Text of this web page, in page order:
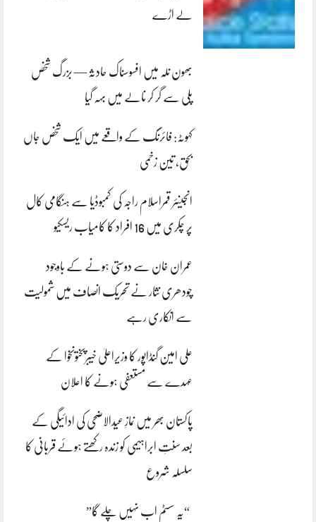
لے اڑے
بھون نلہ میں افسوسناک حادثہ — بزرگ شخص
پلی سے گر کر نالے میں بہہ گیا
کہوٹہ: فائرنگ کے واقعے میں ایک شخص جاں
بحق، تین زخمی
انجینئر قمراسلام راجہ کی کمبوڈیا سے ہنگامی کال
پر چکری میں 16 افراد کا کامیاب ریسکیو
عمران خان سے دوستی ہونے کے باوجود
چودھری نثار نے تحریک انصاف میں شمولیت
سے انکاری رہے
علی امین گنڈاپور کا وزیراعلیٰ خیبرپختونخوا کے
عہدے سے مستعفی ہونے کا اعلان
پاکستان بھر میں نمازِ عیدالاضحی کی ادائیگی کے
بعد سنتِ ابراہیمی کو زندہ رکھتے ہوئے قربانی کا
سلسلہ شروع
“یہ سسٹم اب نہیں چلے گا”